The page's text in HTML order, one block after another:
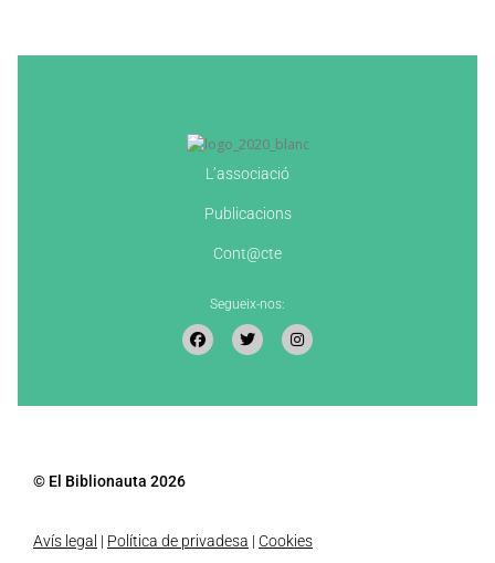
L’associació
Publicacions
Cont@cte
Segueix-nos:
© El Biblionauta 2026
Avís legal | Política de privadesa | Cookies